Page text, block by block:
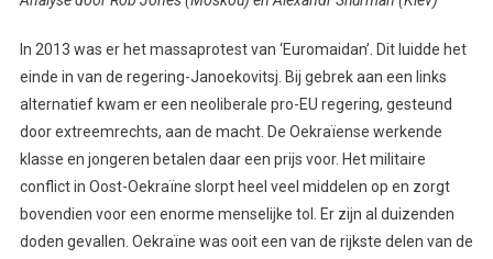
In 2013 was er het massaprotest van ‘Euromaidan’. Dit luidde het
einde in van de regering-Janoekovitsj. Bij gebrek aan een links
alternatief kwam er een neoliberale pro-EU regering, gesteund
door extreemrechts, aan de macht. De Oekraïense werkende
klasse en jongeren betalen daar een prijs voor. Het militaire
conflict in Oost-Oekraïne slorpt heel veel middelen op en zorgt
bovendien voor een enorme menselijke tol. Er zijn al duizenden
doden gevallen. Oekraïne was ooit een van de rijkste delen van de